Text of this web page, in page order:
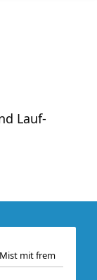
Lauf-
mit frem